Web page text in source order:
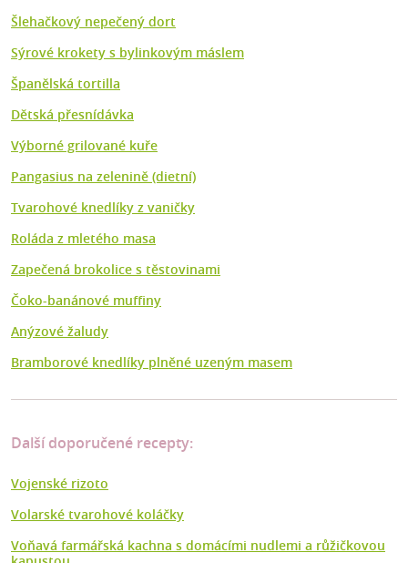
Šlehačkový nepečený dort
Sýrové krokety s bylinkovým máslem
Španělská tortilla
Dětská přesnídávka
Výborné grilované kuře
Pangasius na zelenině (dietní)
Tvarohové knedlíky z vaničky
Roláda z mletého masa
Zapečená brokolice s těstovinami
Čoko-banánové muffiny
Anýzové žaludy
Bramborové knedlíky plněné uzeným masem
Další doporučené recepty:
Vojenské rizoto
Volarské tvarohové koláčky
Voňavá farmářská kachna s domácími nudlemi a růžičkovou